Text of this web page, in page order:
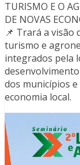
TURISMO E O
DE NOVAS
📌 Trará a visão
turismo e
integrados pela
dos municípios
economia local.